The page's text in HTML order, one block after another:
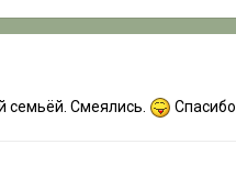
семьёй. Смеялись. Спасибо.